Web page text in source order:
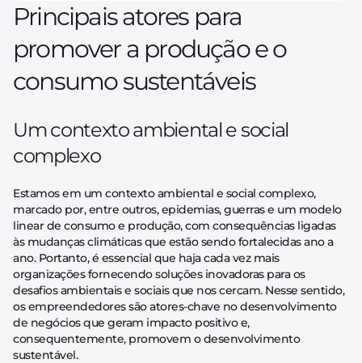
Principais atores para
promover a produção e o
consumo sustentáveis
Um contexto ambiental e social
complexo
Estamos em um contexto ambiental e social complexo,
marcado por, entre outros, epidemias, guerras e um modelo
linear de consumo e produção, com consequências ligadas
às mudanças climáticas que estão sendo fortalecidas ano a
ano. Portanto, é essencial que haja cada vez mais
organizações fornecendo soluções inovadoras para os
desafios ambientais e sociais que nos cercam. Nesse sentido,
os empreendedores são atores-chave no desenvolvimento
de negócios que geram impacto positivo e,
consequentemente, promovem o desenvolvimento
sustentável.